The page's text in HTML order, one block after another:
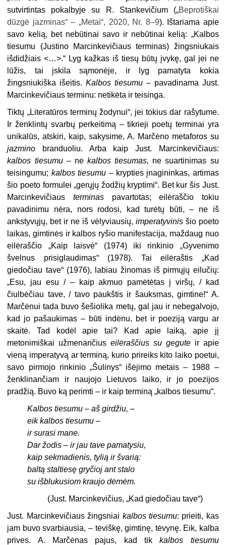
sutvirtintas pokalbyje su R. Stankevičium („Beprotiškai
dūzgė jazminas“ – „Metai“, 2020, Nr. 8–9). Ištariama apie
savo kelią, bet nebūtinai savo ir nebūtinai kelią: „Kalbos
tiesumu (Justino Marcinkevičiaus terminas) žingsniukais
išdidžiais <…>.“ Lyg kažkas iš tiesų būtų įvykę, gal jei ne
lūžis, tai įskila sąmonėje, ir lyg pamatyta kokia
žingsniukiška išeitis.Kalbos tiesumu – pavadinama Just.
Marcinkevičiaus terminu: netikėta ir teisinga.
Tiktų „Literatūros terminų žodynui“, jei tokius dar rašytume.
Ir ženklintų svarbų perkeitimą – tikrieji poetų terminai yra
unikalūs, atskiri, kaip, sakysime, A. Marčėno metaforos su
jazmino
branduoliu. Arba kaip Just. Marcinkevičiaus:
kalbos tiesumu – nekalbos tiesumas, ne suartinimas su
teisingumu; kalbos tiesumu – krypties įnagininkas, artimas
šio poeto formulei „gerųjų žodžių kryptimi“. Bet kur šis Just.
Marcinkevičiaus terminas pavartotas; eilėraščio tokiu
pavadinimu nėra, nors rodosi, kad turėtų būti, – ne iš
ankstyvųjų, bet ir ne iš vėlyviausių, imperatyvinisšio poeto
laikas, gimtinės ir kalbos ryšio manifestacija, maždaug nuo
eilėraščio „Kaip laisvė“ (1974) iki rinkinio „Gyvenimo
švelnus prisiglaudimas“ (1978). Tai eilėraštis „Kad
giedočiau tave“ (1976), labiau žinomas iš pirmųjų eilučių:
„Esu, jau esu / – kaip akmuo pamėtėtas į viršų, / kad
čiulbėčiau tave, / tavo paukštis ir šauksmas, gimtine!“ A.
Marčėnui tada buvo šešiolika metų, gal jau ir nebegalvojo,
kad jo pašaukimas – būti indėnu, bet ir poeziją vargu ar
skaitė. Tad kodėl apie tai? Kad apie laiką, apie jį
metonimiškai užmenančiuseilėraščius su gegute ir apie
vieną imperatyvą ar terminą, kurio prireiks kito laiko poetui,
savo pirmojo rinkinio „Šulinys“ išėjimo metais – 1988 –
ženklinančiam ir naujojo Lietuvos laiko, ir jo poezijos
pradžią. Buvo ką perimti – ir kaip terminą „kalbos tiesumu“.
Kalbos tiesumu – aš girdžiu, –
eik kalbos tiesumu –
ir surasi mane.
Dar žodis – ir jau tave pamatysiu,
kaip sekmadienis, tylią ir švarią:
baltą staltiesę gryčioj ant stalo
su išblukusiom kraujo dėmėm.
(Just. Marcinkevičius,„Kad giedočiau tave“)
Just. Marcinkevičiaus žingsniai kalbos tiesumu: prieiti, kas
jam buvo svarbiausia, – tėviškę, gimtinę, tėvynę. Eik, kalba
prives. A. Marčėnas pajus, kad tikkalbos tiesumu